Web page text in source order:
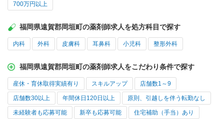
700万円以上
福岡県遠賀郡岡垣町の薬剤師求人を処方科目で探す
内科 外科 皮膚科 耳鼻科 小児科 整形外科
福岡県遠賀郡岡垣町の薬剤師求人をこだわり条件で探す
産休・育休取得実績有り スキルアップ 店舗数1～9
店舗数30以上 年間休日120日以上 原則、引越しを伴う転勤なし
未経験者も応募可能 新卒も応募可能 住宅補助（手当）あり